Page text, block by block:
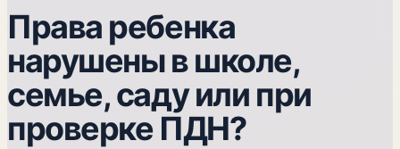
Права ребенка
нарушены в школе,
семье, саду или при
проверке ПДН?